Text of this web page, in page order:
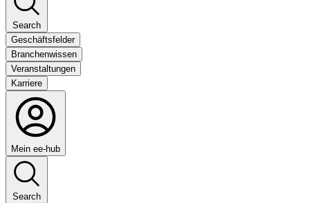
Search
Geschäftsfelder
Branchenwissen
Veranstaltungen
Karriere
Mein ee-hub
Search